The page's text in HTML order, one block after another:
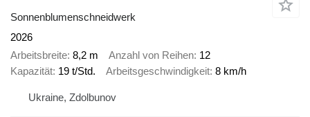
Sonnenblumenschneidwerk
2026
Arbeitsbreite 8,2 m Anzahl von Reihen 12
Kapazität 19 t/Std. Arbeitsgeschwindigkeit 8 km/h
Ukraine, Zdolbunov